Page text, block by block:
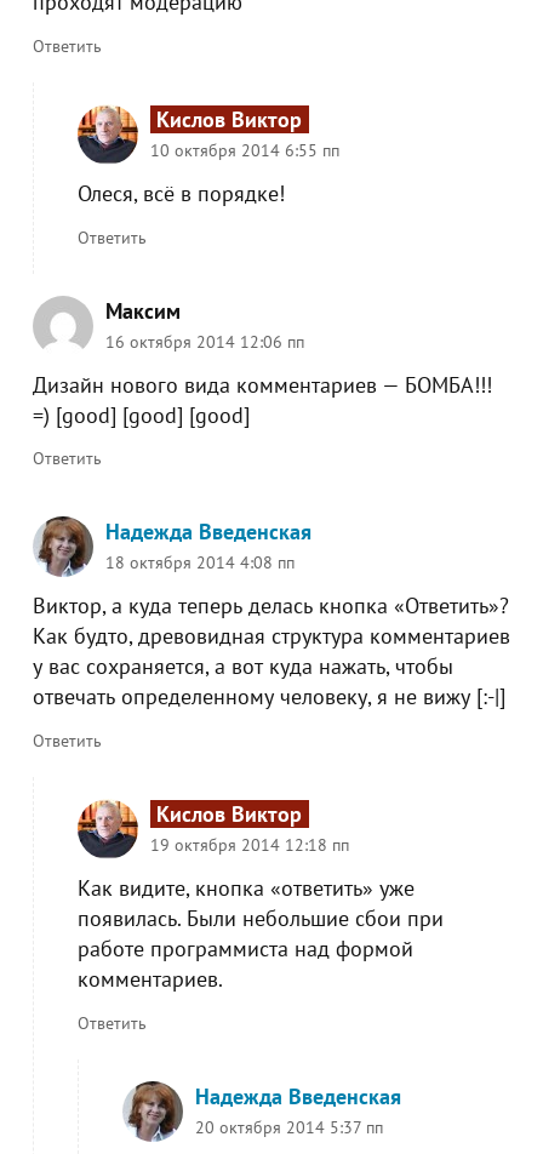
Ответить
Кислов Виктор
10 октября 2014 6:55 пп
Олеся, всё в порядке!
Ответить
Максим
16 октября 2014 12:06 пп
Дизайн нового вида комментариев — БОМБА!!!
=) [good] [good] [good]
Ответить
Надежда Введенская
18 октября 2014 4:08 пп
Виктор, а куда теперь делась кнопка «Ответить»?
Как будто, древовидная структура комментариев
у вас сохраняется, а вот куда нажать, чтобы
отвечать определенному человеку, я не вижу [:-|]
Ответить
Кислов Виктор
19 октября 2014 12:18 пп
Как видите, кнопка «ответить» уже
появилась. Были небольшие сбои при
работе программиста над формой
комментариев.
Ответить
Надежда Введенская
20 октября 2014 5:37 пп